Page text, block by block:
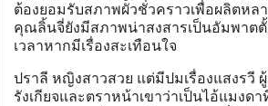
ต้องยอมรับสภาพผัวชั่วคราวเพื่อผลิตห
คุณลิ้นจี่ยังมีสภาพน่าสงสารเป็นอัมพาต
เวลาหากมีเรื่องสะเทือนใจ
ปราลี หญิงสาวสวย แต่มีปมเรื่องแสงรวี
รังเกียจและตราหน้าเขาว่าเป็นไอ้แมงด